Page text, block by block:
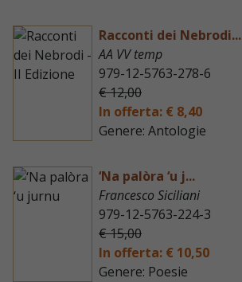
Racconti dei Nebrodi...
AA VV temp
979-12-5763-278-6
€ 12,00
In offerta: € 8,40
Genere: Antologie
‘Na palòra ‘u j...
Francesco Siciliani
979-12-5763-224-3
€ 15,00
In offerta: € 10,50
Genere: Poesie